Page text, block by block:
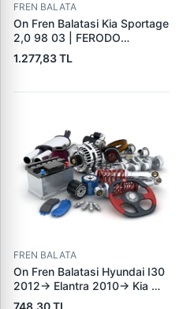
FREN BALATA
On Fren Balatasi Kia Sportage
2,0 98 03 | FERODO
FDB1536 | OEM
0K0453323Z
1.277,83 TL
FREN BALATA
On Fren Balatasi Hyundai I30
2012-> Elantra 2010-> Kia
Ceed 2012-> | GRAP 94166 |
748,30 TL